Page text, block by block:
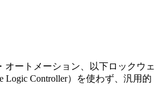
オートメーション、以下ロックウェ
Controller）を使わず、汎用的